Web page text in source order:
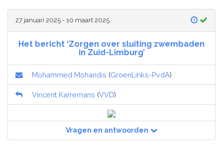
27 januari 2025 - 10 maart 2025
Het bericht ‘Zorgen over sluiting zwembaden
in Zuid-Limburg’
Mohammed Mohandis (GroenLinks-PvdA)
Vincent Karremans (VVD)
Vragen en antwoorden